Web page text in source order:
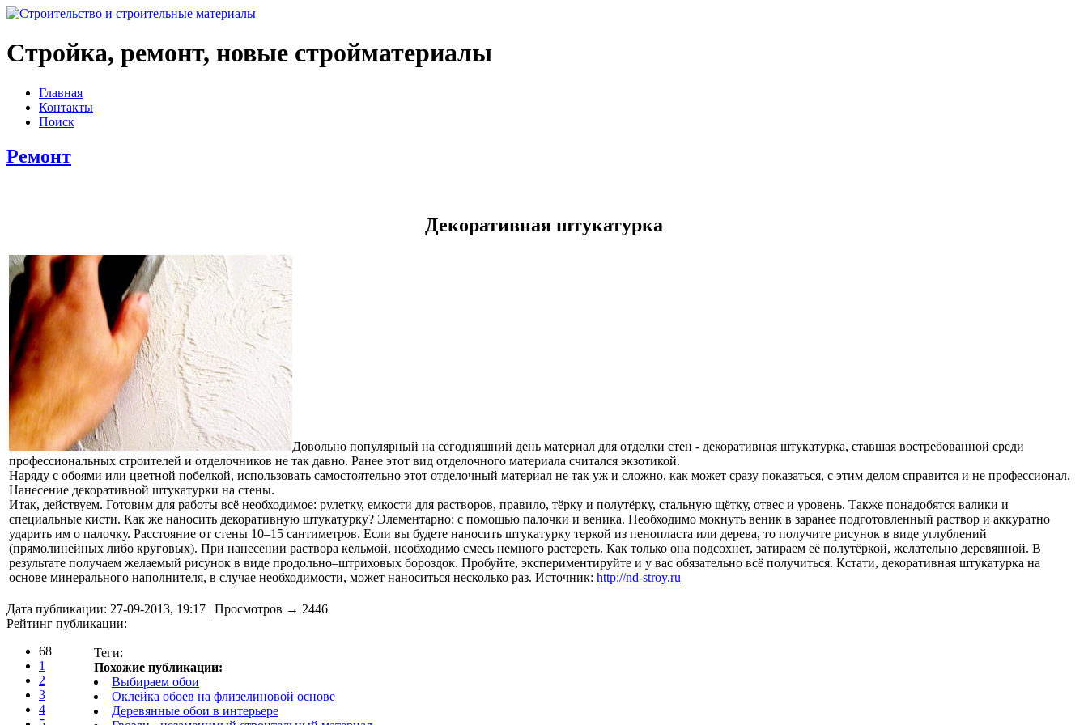
Стройка, ремонт, новые стройматериалы
Главная
Контакты
Поиск
Ремонт
Декоративная штукатурка
Довольно популярный на сегодняшний день материал для отделки стен - декоративная штукатурка, ставшая востребованной среди
профессиональных строителей и отделочников не так давно. Ранее этот вид отделочного материала считался экзотикой.
Наряду с обоями или цветной побелкой, использовать самостоятельно этот отделочный материал не так уж и сложно, как может сразу показаться, с этим делом справится и не профессионал.
Нанесение декоративной штукатурки на стены.
Итак, действуем. Готовим для работы всё необходимое: рулетку, емкости для растворов, правило, тёрку и полутёрку, стальную щётку, отвес и уровень. Также понадобятся валики и
специальные кисти. Как же наносить декоративную штукатурку? Элементарно: с помощью палочки и веника. Необходимо мокнуть веник в заранее подготовленный раствор и аккуратно
ударить им о палочку. Расстояние от стены 10–15 сантиметров. Если вы будете наносить штукатурку теркой из пенопласта или дерева, то получите рисунок в виде углублений
(прямолинейных либо круговых). При нанесении раствора кельмой, необходимо смесь немного растереть. Как только она подсохнет, затираем её полутёркой, желательно деревянной. В
результате получаем желаемый рисунок в виде продольно–штриховых бороздок. Пробуйте, экспериментируйте и у вас обязательно всё получиться. Кстати, декоративная штукатурка на
основе минерального наполнителя, в случае необходимости, может наноситься несколько раз. Источник: http://nd-stroy.ru
Дата публикации: 27-09-2013, 19:17 | Просмотров → 2446
Рейтинг публикации:
68
1
2
3
4
Теги:
Похожие публикации:
Выбираем обои
Оклейка обоев на флизелиновой основе
Деревянные обои в интерьере